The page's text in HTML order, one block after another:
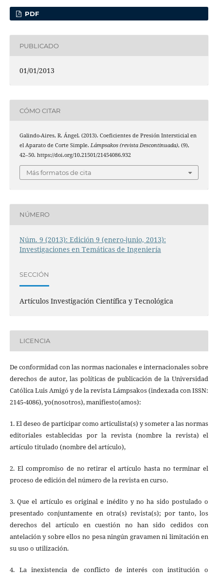
PDF
PUBLICADO
01/01/2013
CÓMO CITAR
Galindo-Aires, R. Ángel. (2013). Coeficientes de Presión Intersticial en
el Aparato de Corte Simple. Lámpsakos (revista Descontinuada), (9),
42–50. https://doi.org/10.21501/21454086.932
Más formatos de cita
NÚMERO
Núm. 9 (2013): Edición 9 (enero-junio, 2013):
Investigaciones en Temáticas de Ingeniería
SECCIÓN
Artículos Investigación Científica y Tecnológica
LICENCIA
De conformidad con las normas nacionales e internacionales sobre
derechos de autor, las políticas de publicación de la Universidad
Católica Luis Amigó y de la revista Lámpsakos (indexada con ISSN:
2145-4086), yo(nosotros), manifiesto(amos):
1. El deseo de participar como articulista(s) y someter a las normas
editoriales establecidas por la revista (nombre la revista) el
artículo titulado (nombre del artículo),
2. El compromiso de no retirar el artículo hasta no terminar el
proceso de edición del número de la revista en curso.
3. Que el artículo es original e inédito y no ha sido postulado o
presentado conjuntamente en otra(s) revista(s); por tanto, los
derechos del artículo en cuestión no han sido cedidos con
antelación y sobre ellos no pesa ningún gravamen ni limitación en
su uso o utilización.
4. La inexistencia de conflicto de interés con institución o